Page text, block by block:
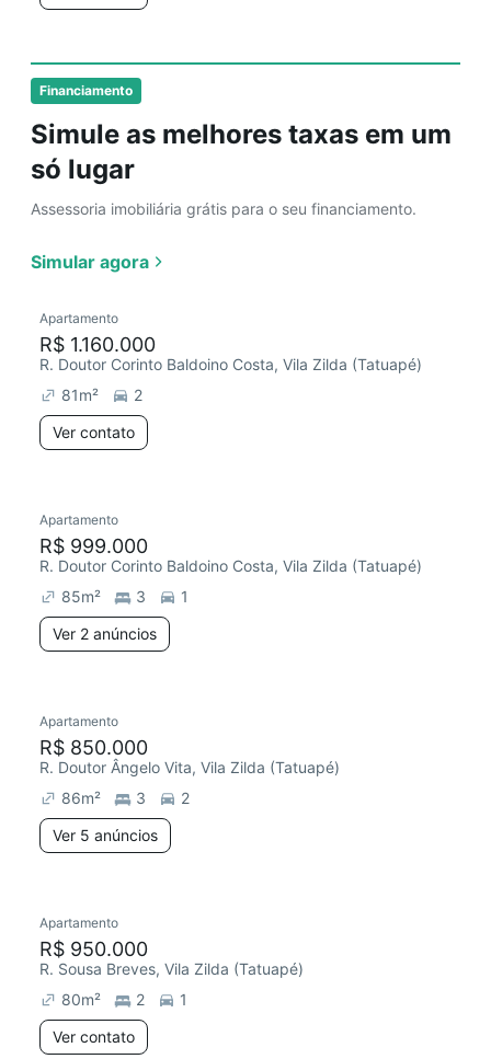
Financiamento
Simule as melhores taxas em um
só lugar
Assessoria imobiliária grátis para o seu financiamento.
Simular agora
Apartamento
R$ 1.160.000
R. Doutor Corinto Baldoino Costa, Vila Zilda (Tatuapé)
81m²
2
Ver contato
Apartamento
R$ 999.000
R. Doutor Corinto Baldoino Costa, Vila Zilda (Tatuapé)
85m² 3
1
Ver 2 anúncios
Apartamento
R$ 850.000
R. Doutor Ângelo Vita, Vila Zilda (Tatuapé)
86m² 3
2
Ver 5 anúncios
Apartamento
R$ 950.000
R. Sousa Breves, Vila Zilda (Tatuapé)
80m² 2
1
Ver contato